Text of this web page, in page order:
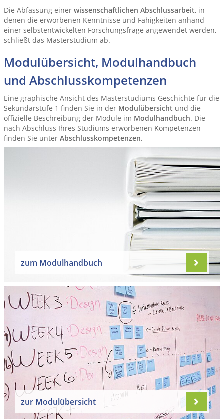
Die Abfassung einer wissenschaftlichen Abschlussarbeit, in
denen die erworbenen Kenntnisse und Fähigkeiten anhand
einer selbstentwickelten Forschungsfrage angewendet werden,
schließt das Masterstudium ab.
Modulübersicht, Modulhandbuch
und Abschlusskompetenzen
Eine graphische Ansicht des Masterstudiums Geschichte für die
Sekundarstufe 1 finden Sie in der Modulübersicht und die
offizielle Beschreibung der Module im Modulhandbuch. Die
nach Abschluss Ihres Studiums erworbenen Kompetenzen
finden Sie unter Abschlusskompetenzen.
zum Modulhandbuch
zur Modulübersicht